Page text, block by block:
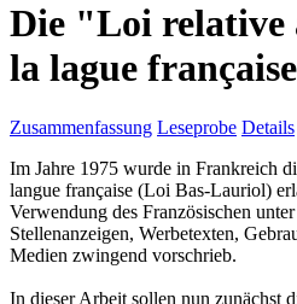
Die "Loi relative
la lague
Zusammenfassung Leseprobe Details
Im Jahre 1975 wurde in Frankreich
langue française (Loi Bas-Lauriol)
Verwendung des Französischen
Stellenanzeigen, Werbetexten,
Medien zwingend vorschrieb.
In dieser Arbeit sollen nun zunächst